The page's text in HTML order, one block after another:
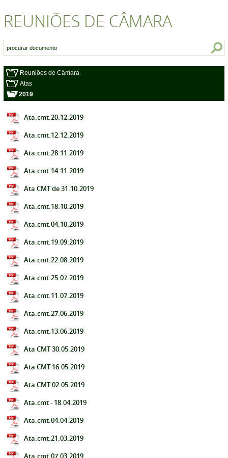
REUNIÕES DE CÂMARA
Reuniões de Câmara
Atas
2019
Ata.cmt.20.12.2019
Ata.cmt.12.12.2019
Ata.cmt.28.11.2019
Ata.cmt.14.11.2019
Ata CMT de 31.10.2019
Ata.cmt.18.10.2019
Ata.cmt.04.10.2019
Ata.cmt.19.09.2019
Ata.cmt.22.08.2019
Ata.cmt.25.07.2019
Ata.cmt.11.07.2019
Ata.cmt.27.06.2019
Ata.cmt.13.06.2019
Ata CMT 30.05.2019
Ata CMT 16.05.2019
Ata CMT 02.05.2019
Ata.cmt - 18.04.2019
Ata.cmt.04.04.2019
Ata.cmt.21.03.2019
Ata.cmt.07.03.2019